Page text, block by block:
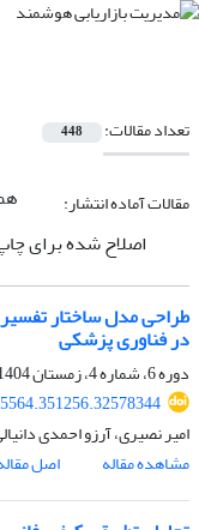
تعداد مقالات: 448
مقالات آماده انتشار:
اصلاح شده برای
طراحی مدل ساختار
در فناوری پزشکی
دوره 6، شماره 4، زمستان 1404، صفحه
امیر نصیری، آرزو احمدی
مشاهده مقاله
اصل